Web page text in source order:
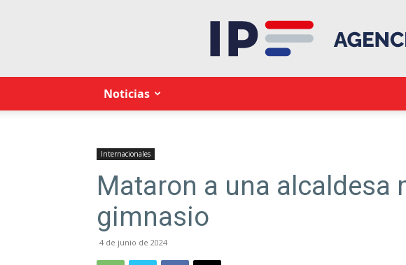
Noticias
Internacionales
Mataron a una alcaldesa
gimnasio
4 de junio de 2024